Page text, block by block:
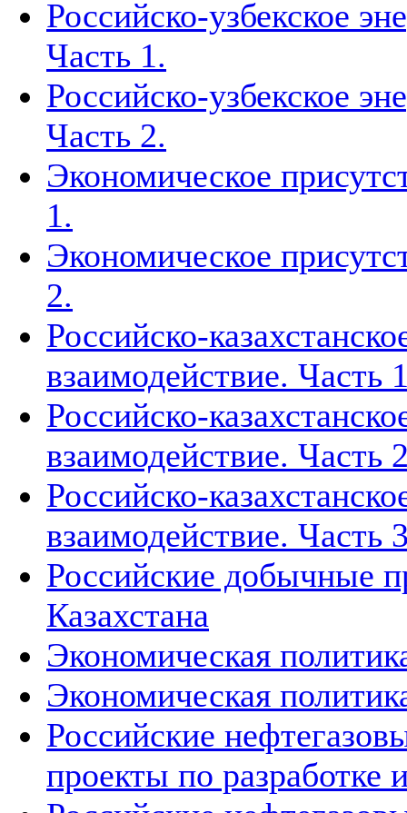
Российско-узбекское
Часть 1.
Российско-узбекское
Часть 2.
Экономическое
1.
Экономическое
2.
Российско-
взаимодействие. Часть
Российско-
взаимодействие. Часть
Российско-
взаимодействие. Часть
Российские добычные
Казахстана
Экономическая
Экономическая
Российские
проекты по